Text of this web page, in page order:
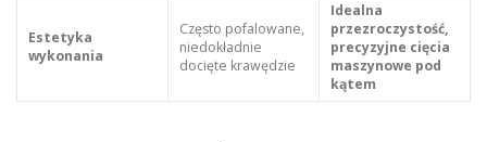
Estetyka
wykonania
Często pofalowane,
niedokładnie
docięte krawędzie
Idealna
przezroczystość,
precyzyjne cięcia
maszynowe pod
kątem